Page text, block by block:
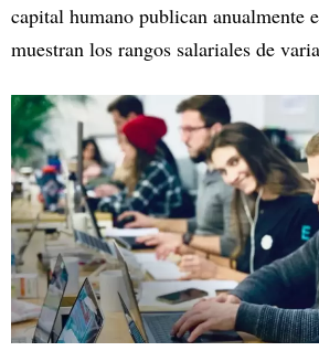
capital humano publican anualmente
muestran los rangos salariales de